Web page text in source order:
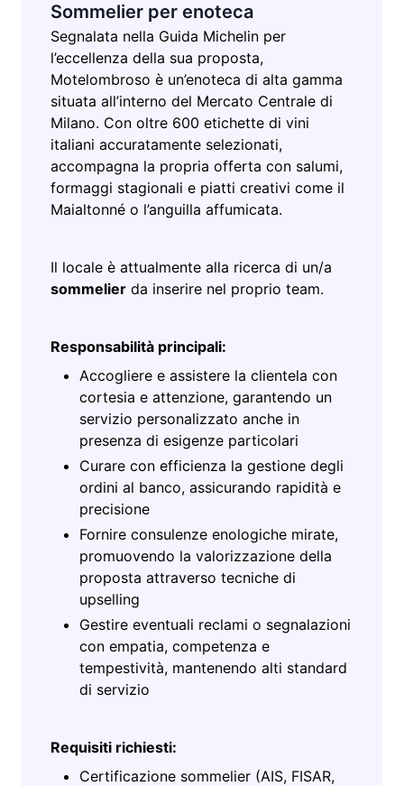
Sommelier per enoteca
Segnalata nella Guida Michelin per
l’eccellenza della sua proposta,
Motelombroso è un’enoteca di alta gamma
situata all’interno del Mercato Centrale di
Milano. Con oltre 600 etichette di vini
italiani accuratamente selezionati,
accompagna la propria offerta con salumi,
formaggi stagionali e piatti creativi come il
Maialtonné o l’anguilla affumicata.
Il locale è attualmente alla ricerca di un/a
sommelier da inserire nel proprio team.
Responsabilità principali:
Accogliere e assistere la clientela con
cortesia e attenzione, garantendo un
servizio personalizzato anche in
presenza di esigenze particolari
Curare con efficienza la gestione degli
ordini al banco, assicurando rapidità e
precisione
Fornire consulenze enologiche mirate,
promuovendo la valorizzazione della
proposta attraverso tecniche di
upselling
Gestire eventuali reclami o segnalazioni
con empatia, competenza e
tempestività, mantenendo alti standard
di servizio
Requisiti richiesti:
Certificazione sommelier (AIS, FISAR,